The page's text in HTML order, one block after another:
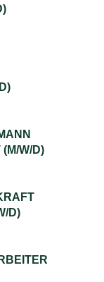
W/D)
D)